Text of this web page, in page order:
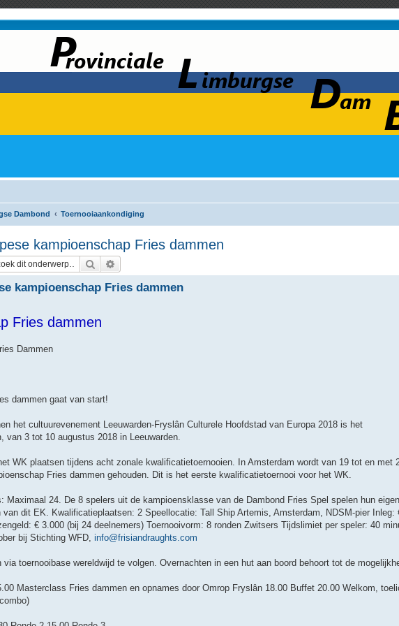
Dambond Toernooiaankondiging
kampioenschap Fries dammen
Zoek
kampioenschap Fries dammen
Fries dammen
Dammen
dammen gaat van start!
het cultuurevenement Leeuwarden-Fryslân Culturele Hoofdstad van Europa 2018 is het
van 3 tot 10 augustus 2018 in Leeuwarden.
WK plaatsen tijdens acht zonale kwalificatietoernooien. In Amsterdam wordt van 19 tot en met
Fries dammen gehouden. Dit is het eerste kwalificatietoernooi voor het WK.
Maximaal 24. De 8 spelers uit de kampioensklasse van de Dambond Fries Spel spelen hun eigen
dit EK. Kwalificatieplaatsen: 2 Speellocatie: Tall Ship Artemis, Amsterdam, NDSM-pier Inleg:
€ 3.000 (bij 24 deelnemers) Toernooivorm: 8 ronden Zwitsers Tijdslimiet per speler: 40
bij Stichting WFD, info@frisiandraughts.com
toernooibase wereldwijd te volgen. Overnachten in een hut aan boord behoort tot de
Masterclass Fries dammen en opnames door Omrop Fryslân 18.00 Buffet 20.00 Welkom,